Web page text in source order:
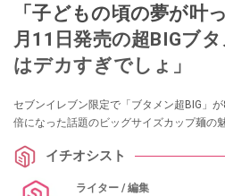
「子どもの頃の夢が叶
月11日発売の超BIGブ
はデカすぎでしょ」
セブンイレブン限定で「ブタメン超BIG」
倍になった話題のビッグサイズカップ麺の
イチオシスト
ライター / 編集